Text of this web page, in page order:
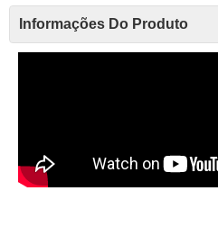
Informações Do Produto